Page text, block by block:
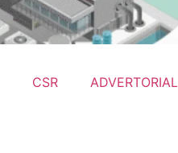
CSR ADVERTORIAL